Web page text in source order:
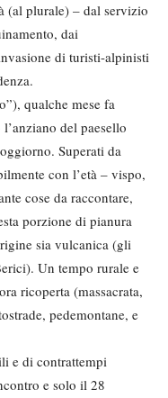
(al plurale) – dal servizio
dai
di turisti-alpinisti
qualche mese fa
del paesello
Superati da
con l’età – vispo,
cose da raccontare,
porzione di pianura
sia vulcanica (gli
Un tempo rurale e
ricoperta (massacrata,
pedemontane, e
e di contrattempi
e solo il 28